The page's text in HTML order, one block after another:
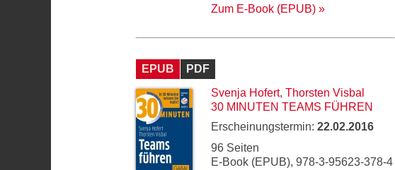
Zum E-Book (EPUB)
EPUB
PDF
Svenja Hofert, Thorsten Visbal
30 MINUTEN TEAMS FÜHREN
Erscheinungstermin: 22.02.2016
96 Seiten
E-Book (EPUB), 978-3-95623-378-4